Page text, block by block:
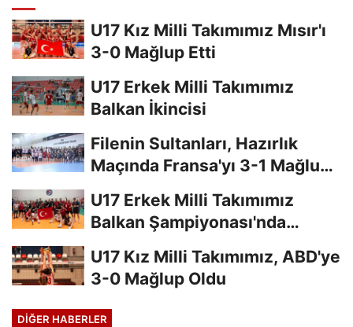
U17 Kız Milli Takımımız Mısır'ı
3-0 Mağlup Etti
U17 Erkek Milli Takımımız
Balkan İkincisi
Filenin Sultanları, Hazırlık
Maçında Fransa'yı 3-1 Mağlup
U17 Erkek Milli Takımımız
Balkan Şampiyonası'nda
U17 Kız Milli Takımımız, ABD'ye
3-0 Mağlup Oldu
DIĞER HABERLER